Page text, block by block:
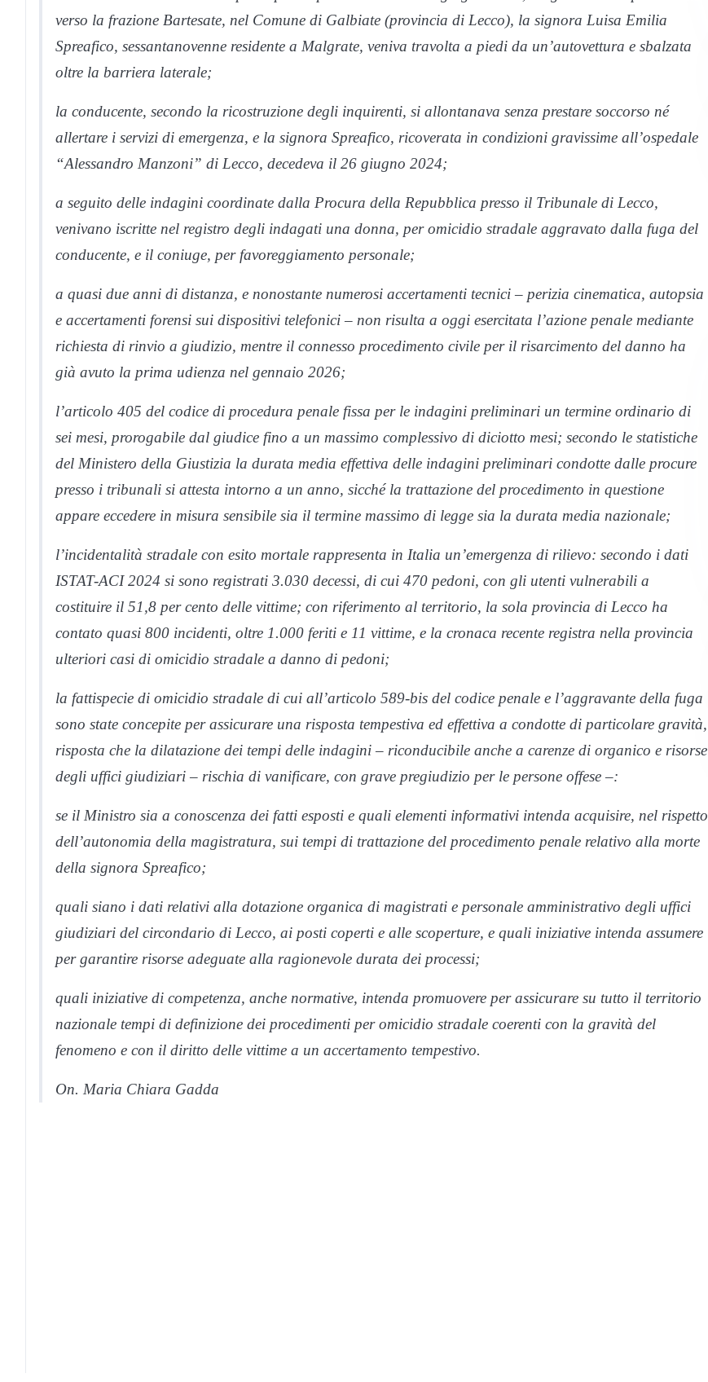
verso la frazione Bartesate, nel Comune di Galbiate (provincia di Lecco), la signora Luisa Emilia
Spreafico, sessantanovenne residente a Malgrate, veniva travolta a piedi da un’autovettura e sbalzata
oltre la barriera laterale;
la conducente, secondo la ricostruzione degli inquirenti, si allontanava senza prestare soccorso né
allertare i servizi di emergenza, e la signora Spreafico, ricoverata in condizioni gravissime all’ospedale
“Alessandro Manzoni” di Lecco, decedeva il 26 giugno 2024;
a seguito delle indagini coordinate dalla Procura della Repubblica presso il Tribunale di Lecco,
venivano iscritte nel registro degli indagati una donna, per omicidio stradale aggravato dalla fuga del
conducente, e il coniuge, per favoreggiamento personale;
a quasi due anni di distanza, e nonostante numerosi accertamenti tecnici – perizia cinematica, autopsia
e accertamenti forensi sui dispositivi telefonici – non risulta a oggi esercitata l’azione penale mediante
richiesta di rinvio a giudizio, mentre il connesso procedimento civile per il risarcimento del danno ha
già avuto la prima udienza nel gennaio 2026;
l’articolo 405 del codice di procedura penale fissa per le indagini preliminari un termine ordinario di
sei mesi, prorogabile dal giudice fino a un massimo complessivo di diciotto mesi; secondo le statistiche
del Ministero della Giustizia la durata media effettiva delle indagini preliminari condotte dalle procure
presso i tribunali si attesta intorno a un anno, sicché la trattazione del procedimento in questione
appare eccedere in misura sensibile sia il termine massimo di legge sia la durata media nazionale;
l’incidentalità stradale con esito mortale rappresenta in Italia un’emergenza di rilievo: secondo i dati
ISTAT-ACI 2024 si sono registrati 3.030 decessi, di cui 470 pedoni, con gli utenti vulnerabili a
costituire il 51,8 per cento delle vittime; con riferimento al territorio, la sola provincia di Lecco ha
contato quasi 800 incidenti, oltre 1.000 feriti e 11 vittime, e la cronaca recente registra nella provincia
ulteriori casi di omicidio stradale a danno di pedoni;
la fattispecie di omicidio stradale di cui all’articolo 589-bis del codice penale e l’aggravante della fuga
sono state concepite per assicurare una risposta tempestiva ed effettiva a condotte di particolare gravità,
risposta che la dilatazione dei tempi delle indagini – riconducibile anche a carenze di organico e risorse
degli uffici giudiziari – rischia di vanificare, con grave pregiudizio per le persone offese –:
se il Ministro sia a conoscenza dei fatti esposti e quali elementi informativi intenda acquisire, nel rispetto
dell’autonomia della magistratura, sui tempi di trattazione del procedimento penale relativo alla morte
della signora Spreafico;
quali siano i dati relativi alla dotazione organica di magistrati e personale amministrativo degli uffici
giudiziari del circondario di Lecco, ai posti coperti e alle scoperture, e quali iniziative intenda assumere
per garantire risorse adeguate alla ragionevole durata dei processi;
quali iniziative di competenza, anche normative, intenda promuovere per assicurare su tutto il territorio
nazionale tempi di definizione dei procedimenti per omicidio stradale coerenti con la gravità del
fenomeno e con il diritto delle vittime a un accertamento tempestivo.
On. Maria Chiara Gadda